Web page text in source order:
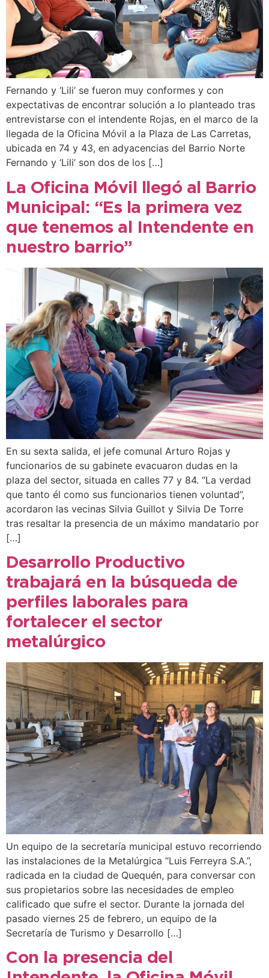
Fernando y ‘Lili’ se fueron muy conformes y con
expectativas de encontrar solución a lo planteado tras
entrevistarse con el intendente Rojas, en el marco de la
llegada de la Oficina Móvil a la Plaza de Las Carretas,
ubicada en 74 y 43, en adyacencias del Barrio Norte
Fernando y ‘Lili’ son dos de los […]
La Oficina Móvil llegó al Barrio
Municipal: “Es la primera vez
que tenemos al Intendente en
nuestro barrio”
En su sexta salida, el jefe comunal Arturo Rojas y
funcionarios de su gabinete evacuaron dudas en la
plaza del sector, situada en calles 77 y 84. “La verdad
que tanto él como sus funcionarios tienen voluntad”,
acordaron las vecinas Silvia Guillot y Silvia De Torre
tras resaltar la presencia de un máximo mandatario por
[…]
Desarrollo Productivo
trabajará en la búsqueda de
perfiles laborales para
fortalecer el sector
metalúrgico
Un equipo de la secretaría municipal estuvo recorriendo
las instalaciones de la Metalúrgica “Luis Ferreyra S.A.”,
radicada en la ciudad de Quequén, para conversar con
sus propietarios sobre las necesidades de empleo
calificado que sufre el sector. Durante la jornada del
pasado viernes 25 de febrero, un equipo de la
Secretaría de Turismo y Desarrollo […]
Con la presencia del